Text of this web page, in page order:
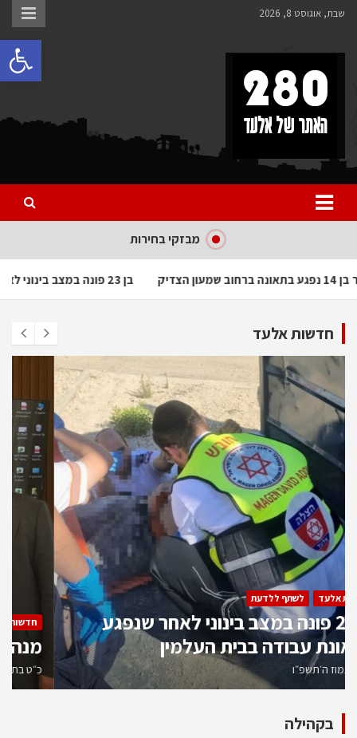
Skipשבת, אוגוסט 8, 2026
280 – חדשות אלעד
כל מה שחדש ומעניין באלעד
מבזקי בחירות
בן 23 פונה במצב בינוני לאחר שנפגע בתאונת עבודה בבית העלמין בחור בן 14 נפגע בתאונה ברחוב שמעון הצדיק
חדשות אלעד
חדשות אלעד לשתף ללדעת
בן 23 פונה במצב בינוני לאחר שנפגע
בתאונת עבודה בבית העלמין
כ״ט בתמוז ה׳תשפ״ו
בקהילה